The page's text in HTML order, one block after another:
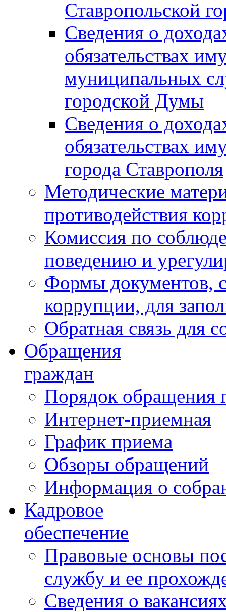
Ставропольской
Сведения о
обязательствах
муниципальных
городской Думы
Сведения о
обязательствах
города Ставрополя
Методические
противодействия
Комиссия по
поведению и
Формы документов,
коррупции, для
Обратная связь для
Обращения
граждан
Порядок обращения
Интернет-приемная
График приема
Обзоры обращений
Информация о
Кадровое
обеспечение
Правовые основы
службу и ее
Сведения о